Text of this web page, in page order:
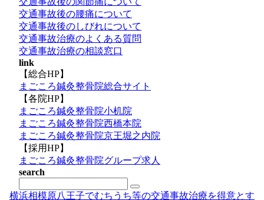
交通事故後の腰痛について
交通事故後のしびれについて
交通事故治療のよくある質問
交通事故治療の相談窓口
link
【総合HP】
まごころ鍼灸整骨院総合サイト
【各院HP】
まごころ鍼灸整骨院小机院
まごころ鍼灸整骨院西橋本院
まごころ鍼灸整骨院京王堀之内院
【採用HP】
まごころ鍼灸整骨院グループ求人
search
横浜相模原八王子でむちうち等の交通事故治療を得意とす